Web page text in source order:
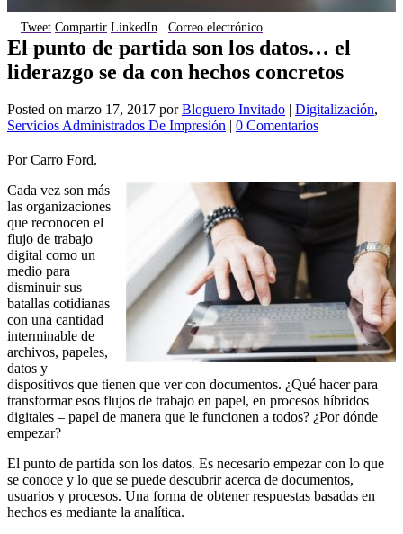
Tweet Compartir LinkedIn Correo electrónico
El punto de partida son los datos… el
liderazgo se da con hechos concretos
Posted on marzo 17, 2017 porBloguero Invitado | Digitalización,
Servicios Administrados De Impresión | 0 Comentarios
Por Carro Ford.
Cada vez son más
las organizaciones
que reconocen el
flujo de trabajo
digital como un
medio para
disminuir sus
batallas cotidianas
con una cantidad
interminable de
archivos, papeles,
datos y
dispositivos que tienen que ver con documentos. ¿Qué hacer para
transformar esos flujos de trabajo en papel, en procesos híbridos
digitales – papel de manera que le funcionen a todos? ¿Por dónde
empezar?
El punto de partida son los datos. Es necesario empezar con lo que
se conoce y lo que se puede descubrir acerca de documentos,
usuarios y procesos. Una forma de obtener respuestas basadas en
hechos es mediante la analítica.